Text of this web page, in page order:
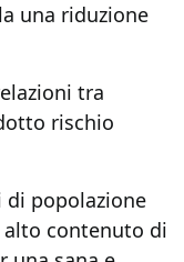
una riduzione
tra
rischio
popolazione
alto contenuto di